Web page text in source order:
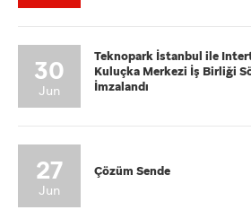
30
Jun
Teknopark İstanbul ile
Kuluçka Merkezi İş Birliği
İmzalandı
27
Jun
Çözüm Sende